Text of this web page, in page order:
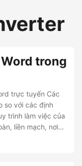
trong
trực tuyến Các
so với các định
trình làm việc của
liền mạch, nơi
ra, việc chia sẻ